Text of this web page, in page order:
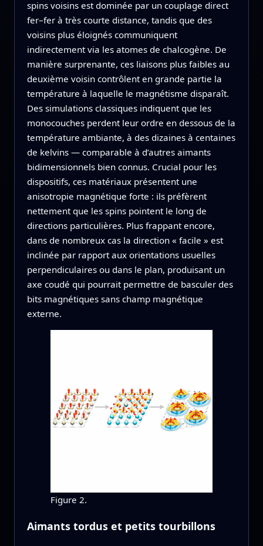
spins voisins est dominée par un couplage direct
fer–fer à très courte distance, tandis que des
voisins plus éloignés communiquent
indirectement via les atomes de chalcogène. De
manière surprenante, ces liaisons plus faibles au
deuxième voisin contrôlent en grande partie la
température à laquelle le magnétisme disparaît.
Des simulations classiques indiquent que les
monocouches perdent leur ordre en dessous de la
température ambiante, à des dizaines à centaines
de kelvins — comparable à d’autres aimants
bidimensionnels bien connus. Crucial pour les
dispositifs, ces matériaux présentent une
anisotropie magnétique forte : ils préfèrent
nettement que les spins pointent le long de
directions particulières. Plus frappant encore,
dans de nombreux cas la direction « facile » est
inclinée par rapport aux orientations usuelles
perpendiculaires ou dans le plan, produisant un
axe coudé qui pourrait permettre de basculer des
bits magnétiques sans champ magnétique
externe.
Figure 2.
Aimants tordus et petits tourbillons